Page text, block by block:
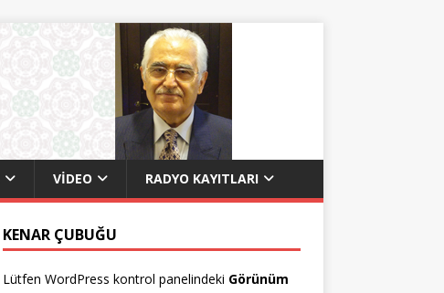
VIDEO RADYO KAYITLARI
KENAR ÇUBUĞU
Lütfen WordPress kontrol panelindeki Görünüm